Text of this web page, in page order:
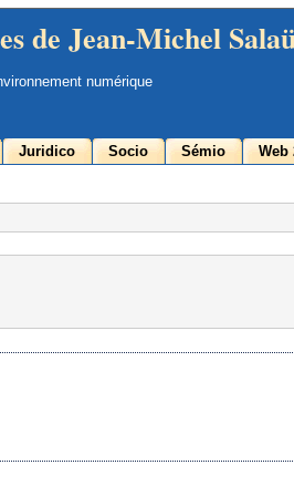
de Jean-Michel
numérique
Juridico Socio Sémio Web